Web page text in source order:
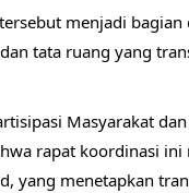
menjadi
tata ruang yang
Masyarakat
rapat koordinasi
yang menetapkan